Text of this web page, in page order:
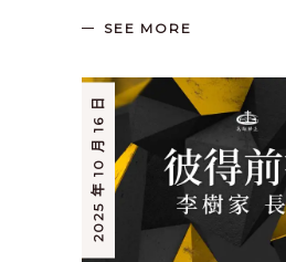
SEE MORE
2025 年 10 月 16 日